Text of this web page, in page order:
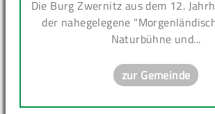
Die Burg Zwernitz aus dem 12.
der nahegelegene
Naturbühne und...
zur Gemeinde